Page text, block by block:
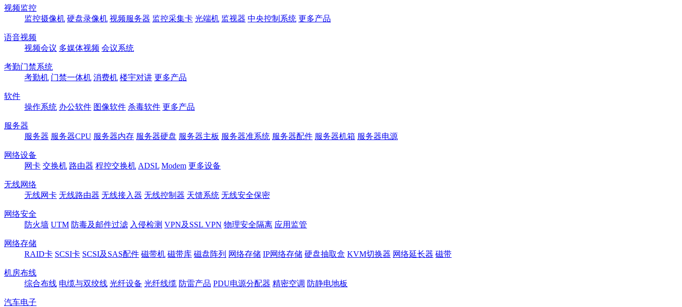
视频监控
监控摄像机 硬盘录像机 视频服务器 监控采集卡 光端机 监视器 中央控制系统 更多产品
语音视频
视频会议 多媒体视频 会议系统
考勤门禁系统
考勤机 门禁一体机 消费机 楼宇对讲 更多产品
软件
操作系统 办公软件 图像软件 杀毒软件 更多产品
服务器
服务器 服务器CPU 服务器内存 服务器硬盘 服务器主板 服务器准系统 服务器配件 服务器机箱 服务器电源
网络设备
网卡 交换机 路由器 程控交换机 ADSL Modem 更多设备
无线网络
无线网卡 无线路由器 无线接入器 无线控制器 天馈系统 无线安全保密
网络安全
防火墙 UTM 防毒及邮件过滤 入侵检测 VPN及SSL VPN 物理安全隔离 应用监管
网络存储
RAID卡 SCSI卡 SCSI及SAS配件 磁带机 磁带库 磁盘阵列 网络存储 IP网络存储 硬盘抽取盒 KVM切换器 网络延长器 磁带
机房布线
综合布线 电缆与双绞线 光纤设备 光纤线缆 防雷产品 PDU电源分配器 精密空调 防静电地板
汽车电子